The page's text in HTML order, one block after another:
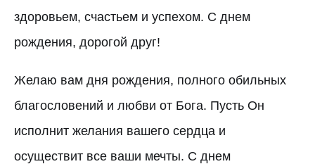
здоровьем, счастьем и успехом. С днем
рождения, дорогой друг!
Желаю вам дня рождения, полного обильных
благословений и любви от Бога. Пусть Он
исполнит желания вашего сердца и
осуществит все ваши мечты. С днем